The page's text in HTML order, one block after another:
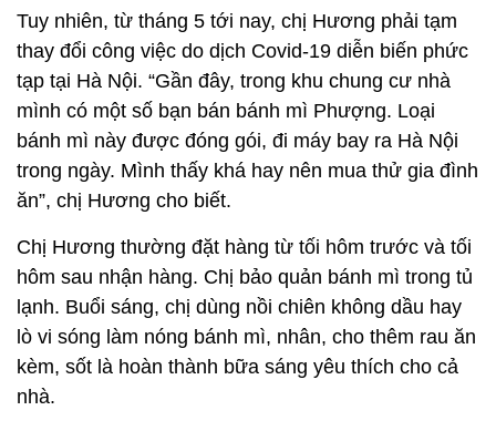
Tuy nhiên, từ tháng 5 tới nay, chị Hương phải tạm
thay đổi công việc do dịch Covid-19 diễn biến phức
tạp tại Hà Nội. “Gần đây, trong khu chung cư nhà
mình có một số bạn bán bánh mì Phượng. Loại
bánh mì này được đóng gói, đi máy bay ra Hà Nội
trong ngày. Mình thấy khá hay nên mua thử gia đình
ăn”, chị Hương cho biết.
Chị Hương thường đặt hàng từ tối hôm trước và tối
hôm sau nhận hàng. Chị bảo quản bánh mì trong tủ
lạnh. Buổi sáng, chị dùng nồi chiên không dầu hay
lò vi sóng làm nóng bánh mì, nhân, cho thêm rau ăn
kèm, sốt là hoàn thành bữa sáng yêu thích cho cả
nhà.